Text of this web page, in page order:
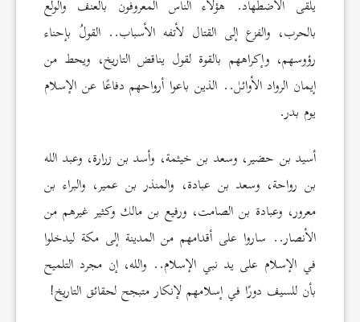
يلقى الاضطهاد. هؤلاء الناس المعروفون بالعنف والولع
بالحرب، والفزع إلى القتال لأتفه الأسباب.. القولُ بإحناء
رؤوسهم، وإكراههم بالقوة لقول يناقض التاريخ، ويحط من
إيمان الرواد الأوائل.. الذين باعوا أرواحهم دفاعًا عن الإسلام
يوم بدر.
أسيد بن حضير، وسعد بن خيثمة، وأسد بن زرارة، وعبد الله
بن رواحة، وسعد بن عبادة، والمنذر بن عمير، والبراء بن
معرور، وعبادة بن الصامت، ورفيع بن مالك وكثير غيرهم من
الأنصار.. ساروا على أقدامهم من المدينة إلى مكة ليدخلوا
في الإسلام على يد نبي الإسلام.. والله، إن مجرد التلميح
بأن للسيف دورًا في إسلامهم لإنكار متبجح لحقائق التاريخ!